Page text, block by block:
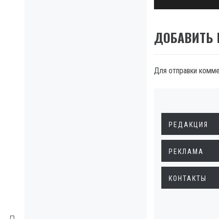
ДОБАВИТЬ
Для отправки
РЕДАКЦИЯ
РЕКЛАМА
КОНТАКТЫ